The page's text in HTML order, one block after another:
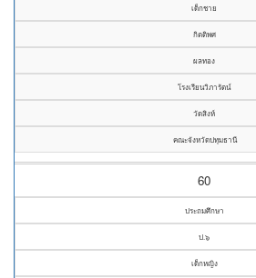
เด็กชาย
กิตติพศ
ผลทอง
โรงเรียนวิภารัตน์
วัดสิงห์
คณะจังหวัดปทุมธานี
60
ประถมศึกษา
ป.๖
เด็กหญิง